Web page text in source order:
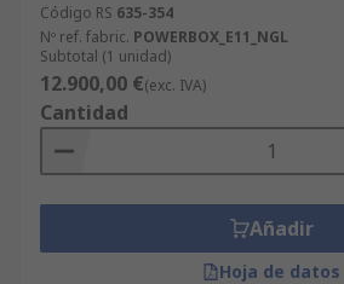
Código RS 635-354
Nº ref. fabric. POWERBOX_E11_NGL
Subtotal (1 unidad)
12.900,00 €(exc. IVA)
Cantidad
Añadir
Hoja de datos